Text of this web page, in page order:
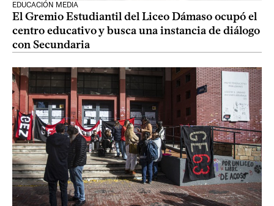
EDUCACIÓN MEDIA
El Gremio Estudiantil del Liceo Dámaso ocupó el
centro educativo y busca una instancia de diálogo
con Secundaria